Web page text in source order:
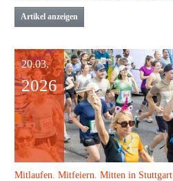
Artikel anzeigen
20.03.
2026
Mitlaufen. Mitfeiern. Mitten in Stuttgart.